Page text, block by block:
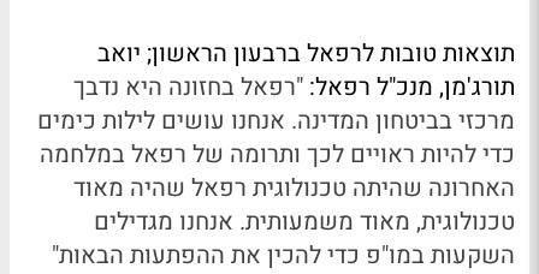
תוצאות טובות לרפאל ברבעון הראשון; יואב
תורג'מן, מנכ"ל רפאל: "רפאל בחזונה היא נדבך
מרכזי בביטחון המדינה. אנחנו עושים לילות כימים
כדי להיות ראויים לכך ותרומה של רפאל במלחמה
האחרונה שהיתה טכנולוגית רפאל שהיה מאוד
טכנולוגית, מאוד משמעותית. אנחנו מגדילים
השקעות במו"פ כדי להכין את ההפתעות הבאות"